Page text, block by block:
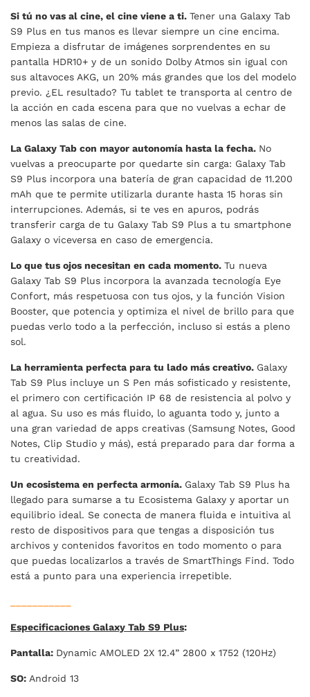
Si tú no vas al cine, el cine viene a ti. Tener una Galaxy Tab
S9 Plus en tus manos es llevar siempre un cine encima.
Empieza a disfrutar de imágenes sorprendentes en su
pantalla HDR10+ y de un sonido Dolby Atmos sin igual con
sus altavoces AKG, un 20% más grandes que los del modelo
previo. ¿EL resultado? Tu tablet te transporta al centro de
la acción en cada escena para que no vuelvas a echar de
menos las salas de cine.
La Galaxy Tab con mayor autonomía hasta la fecha. No
vuelvas a preocuparte por quedarte sin carga: Galaxy Tab
S9 Plus incorpora una batería de gran capacidad de 11.200
mAh que te permite utilizarla durante hasta 15 horas sin
interrupciones. Además, si te ves en apuros, podrás
transferir carga de tu Galaxy Tab S9 Plus a tu smartphone
Galaxy o viceversa en caso de emergencia.
Lo que tus ojos necesitan en cada momento. Tu nueva
Galaxy Tab S9 Plus incorpora la avanzada tecnología Eye
Confort, más respetuosa con tus ojos, y la función Vision
Booster, que potencia y optimiza el nivel de brillo para que
puedas verlo todo a la perfección, incluso si estás a pleno
sol.
La herramienta perfecta para tu lado más creativo. Galaxy
Tab S9 Plus incluye un S Pen más sofisticado y resistente,
el primero con certificación IP 68 de resistencia al polvo y
al agua. Su uso es más fluido, lo aguanta todo y, junto a
una gran variedad de apps creativas (Samsung Notes, Good
Notes, Clip Studio y más), está preparado para dar forma a
tu creatividad.
Un ecosistema en perfecta armonía. Galaxy Tab S9 Plus ha
llegado para sumarse a tu Ecosistema Galaxy y aportar un
equilibrio ideal. Se conecta de manera fluida e intuitiva al
resto de dispositivos para que tengas a disposición tus
archivos y contenidos favoritos en todo momento o para
que puedas localizarlos a través de SmartThings Find. Todo
está a punto para una experiencia irrepetible.
Especificaciones Galaxy Tab S9 Plus:
Pantalla: Dynamic AMOLED 2X 12.4” 2800 x 1752 (120Hz)
SO: Android 13